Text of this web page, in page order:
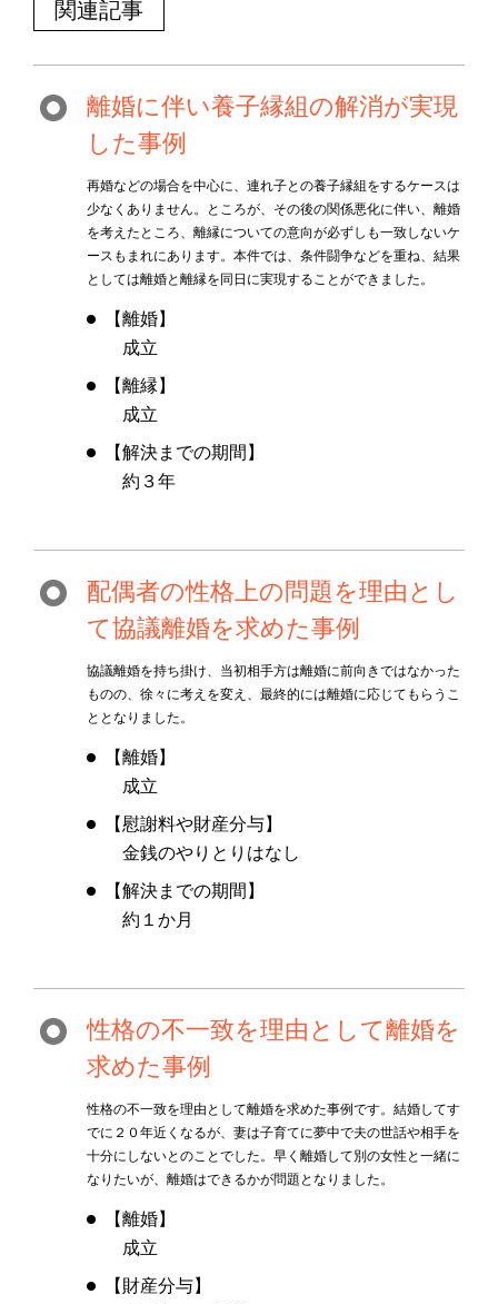
関連記事
離婚に伴い養子縁組の解消が実現
した事例
再婚などの場合を中心に、連れ子との養子縁組をするケースは
少なくありません。ところが、その後の関係悪化に伴い、離婚
を考えたところ、離縁についての意向が必ずしも一致しないケ
ースもまれにあります。本件では、条件闘争などを重ね、結果
としては離婚と離縁を同日に実現することができました。
【離婚】
成立
【離縁】
成立
【解決までの期間】
約３年
配偶者の性格上の問題を理由とし
て協議離婚を求めた事例
協議離婚を持ち掛け、当初相手方は離婚に前向きではなかった
ものの、徐々に考えを変え、最終的には離婚に応じてもらうこ
ととなりました。
【離婚】
成立
【慰謝料や財産分与】
金銭のやりとりはなし
【解決までの期間】
約１か月
性格の不一致を理由として離婚を
求めた事例
性格の不一致を理由として離婚を求めた事例です。結婚してす
でに２０年近くなるが、妻は子育てに夢中で夫の世話や相手を
十分にしないとのことでした。早く離婚して別の女性と一緒に
なりたいが、離婚はできるかが問題となりました。
【離婚】
成立
【財産分与】